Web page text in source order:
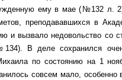
ему в мае (№132 л.
преподававшихся в
и вызвало недовольство со
В деле сохранился
по состоянию на 1
совсем мало, особенно